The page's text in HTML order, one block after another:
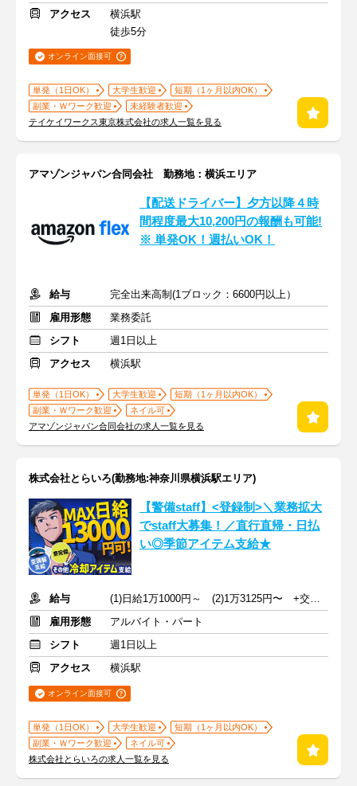
アクセス
横浜駅
徒歩5分
オンライン面接可
単発（1日OK） 大学生歓迎
短期（1ヶ月以内OK）
副業・Ｗワーク歓迎
未経験者歓迎
テイケイワークス東京株式会社の求人一覧を見る
アマゾンジャパン合同会社 勤務地：横浜エリア
【配送ドライバー】夕方以降４時
間程度最大10,200円の報酬も可能!
※ 単発OK！週払いOK！
給与
完全出来高制(1ブロック：6600円以上）
雇用形態
業務委託
シフト
週1日以上
アクセス
横浜駅
単発（1日OK） 大学生歓迎
短期（1ヶ月以内OK）
副業・Ｗワーク歓迎
ネイル可
アマゾンジャパン合同会社の求人一覧を見る
株式会社とらいろ(勤務地:神奈川県横浜駅エリア)
【警備staff】<登録制>＼業務拡大
でstaff大募集！／直行直帰・日払
い◎季節アイテム支給★
給与
(1)日給1万1000円～ (2)1万3125円〜 +交通費全額支給
雇用形態
アルバイト・パート
シフト
週1日以上
アクセス
横浜駅
オンライン面接可
単発（1日OK） 大学生歓迎
短期（1ヶ月以内OK）
副業・Ｗワーク歓迎
ネイル可
株式会社とらいろの求人一覧を見る